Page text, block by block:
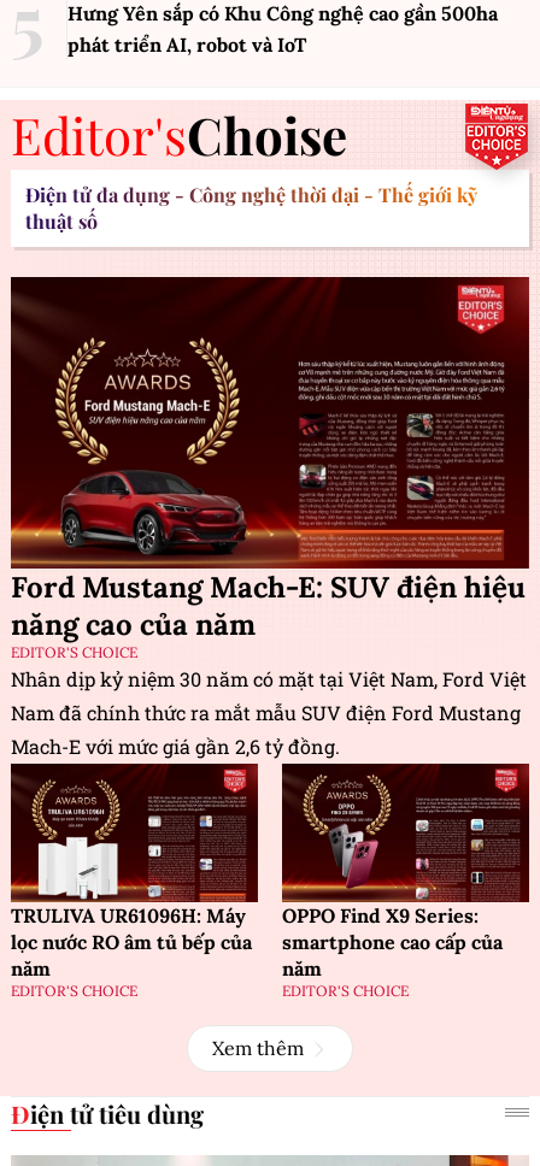
Hưng Yên sắp có Khu Công nghệ cao gần 500ha
phát triển AI, robot và IoT
Editor'sChoise
Điện tử đa dụng - Công nghệ thời đại - Thế giới kỹ
thuật số
Ford Mustang Mach-E: SUV điện hiệu
năng cao của năm
EDITOR'S CHOICE
Nhân dịp kỷ niệm 30 năm có mặt tại Việt Nam, Ford Việt
Nam đã chính thức ra mắt mẫu SUV điện Ford Mustang
Mach-E với mức giá gần 2,6 tỷ đồng.
TRULIVA UR61096H: Máy
lọc nước RO âm tủ bếp của
năm
EDITOR'S CHOICE
OPPO Find X9 Series:
smartphone cao cấp của
năm
EDITOR'S CHOICE
Xem thêm
Điện tử tiêu dùng